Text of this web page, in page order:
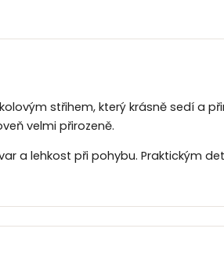
střihem, který krásně sedí a
velmi přirozeně.
a lehkost při pohybu. Praktickým